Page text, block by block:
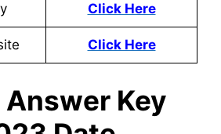
Click Here
Click Here
Answer Key